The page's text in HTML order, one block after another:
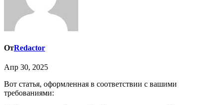
ОтRedactor
Апр 30, 2025
Вот статья, оформленная в соответствии с вашими
требованиями: